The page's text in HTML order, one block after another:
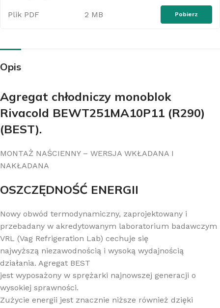
Plik PDF 2 MB Pobierz
Opis
Agregat chłodniczy monoblok
Rivacold BEWT251MA10P11 (R290)
(BEST).
MONTAŻ NAŚCIENNY – WERSJA WKŁADANA I
NAKŁADANA
OSZCZĘDNOŚĆ ENERGII
Nowy obwód termodynamiczny, zaprojektowany i
przebadany w akredytowanym laboratorium badawczym
VRL (Vag Refrigeration Lab) cechuje się
najwyższą niezawodnością i wysoką wydajnością
działania. Agregat BEST
jest wyposażony w sprężarki najnowszej generacji o
wysokiej sprawności.
Zużycie energii jest znacznie niższe również dzięki